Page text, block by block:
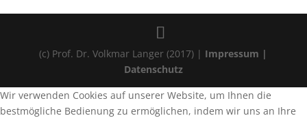
(c) Prof. Dr. Volkmar Langer (2017) | Impressum |
Datenschutz
Wir verwenden Cookies auf unserer Website, um Ihnen die
bestmögliche Bedienung zu ermöglichen, indem wir uns an Ihre